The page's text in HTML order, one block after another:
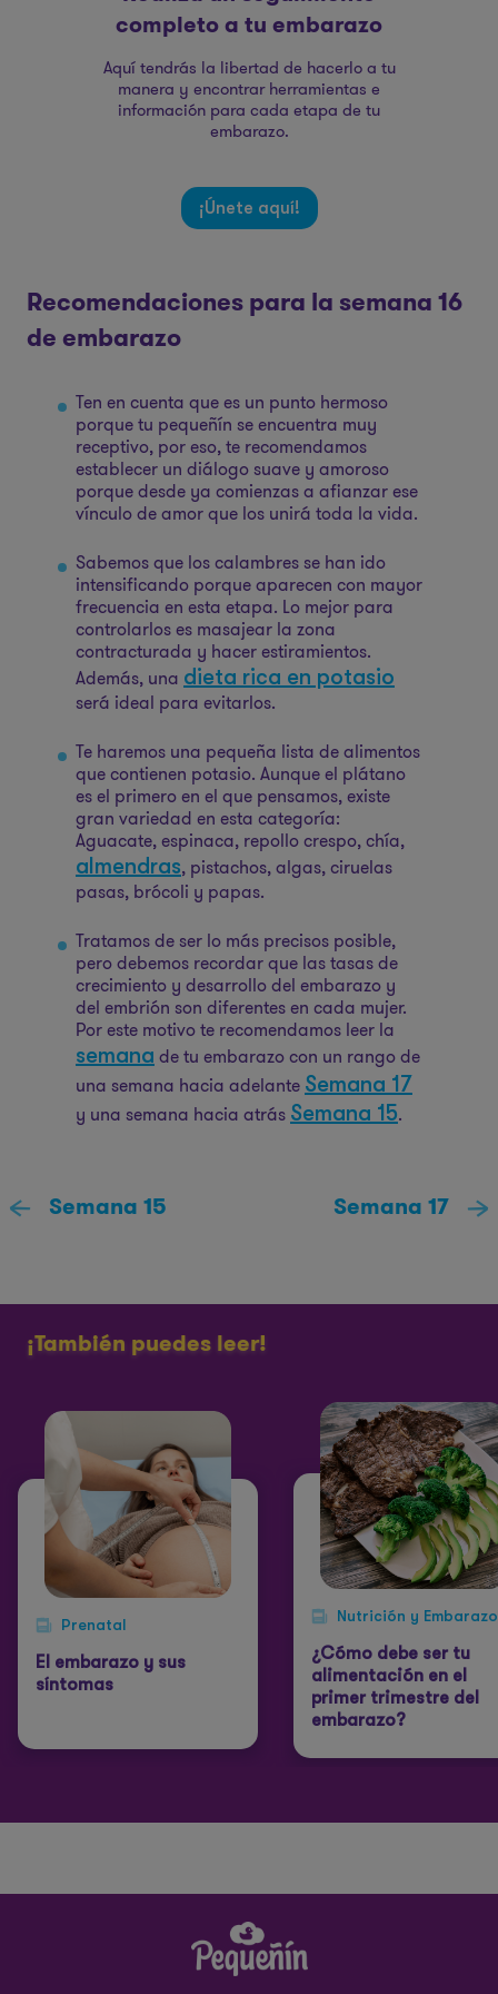
completo a tu embarazo
Aquí tendrás la libertad de hacerlo a tu
manera y encontrar herramientas e
información para cada etapa de tu
embarazo.
¡Únete aquí!
Recomendaciones para la semana 16
de embarazo
Ten en cuenta que es un punto hermoso
porque tu pequeñín se encuentra muy
receptivo, por eso, te recomendamos
establecer un diálogo suave y amoroso
porque desde ya comienzas a afianzar ese
vínculo de amor que los unirá toda la vida.
Sabemos que los calambres se han ido
intensificando porque aparecen con mayor
frecuencia en esta etapa. Lo mejor para
controlarlos es masajear la zona
contracturada y hacer estiramientos.
Además, una dieta rica en potasio
será ideal para evitarlos.
Te haremos una pequeña lista de alimentos
que contienen potasio. Aunque el plátano
es el primero en el que pensamos, existe
gran variedad en esta categoría:
Aguacate, espinaca, repollo crespo, chía,
almendras, pistachos, algas, ciruelas
pasas, brócoli y papas.
Tratamos de ser lo más precisos posible,
pero debemos recordar que las tasas de
crecimiento y desarrollo del embarazo y
del embrión son diferentes en cada mujer.
Por este motivo te recomendamos leer la
semana de tu embarazo con un rango de
una semana hacia adelante Semana 17
y una semana hacia atrás Semana 15.
Semana 15 Semana 17
¡También puedes leer!
Prenatal
El embarazo y sus
síntomas
Nutrición y Embarazo
¿Cómo debe ser tu
alimentación en el
primer trimestre del
embarazo?